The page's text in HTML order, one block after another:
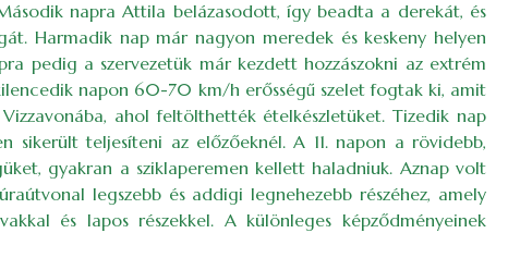
napra Attila belázasodott, így beadta a derekát, és
Harmadik nap már nagyon meredek és keskeny helyen
pedig a szervezetük már kezdett hozzászokni az extrém
napon 60-70 km/h erősségű szelet fogtak ki, amit
ahol feltölthették ételkészletüket. Tizedik nap
sikerült teljesíteni az előzőeknél. A 11. napon a rövidebb,
gyakran a sziklaperemen kellett haladniuk. Aznap volt
legszebb és addigi legnehezebb részéhez, amely
és lapos részekkel. A különleges képződményeinek